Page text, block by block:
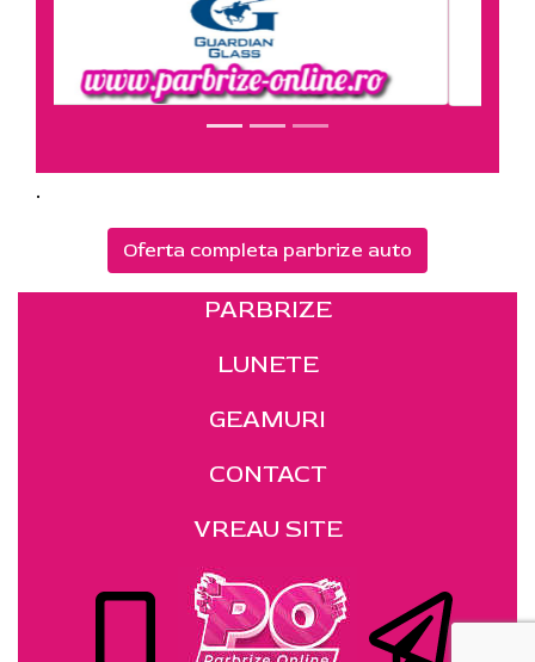
.
Oferta completa parbrize auto
PARBRIZE
LUNETE
GEAMURI
CONTACT
VREAU SITE